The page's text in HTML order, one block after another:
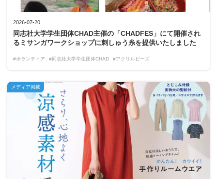
2026-07-20
同志社大学学生団体CHAD主催の「CHADFES」にて開催され
るミサンガワークショップに刺しゅう糸を提供いたしました
#ボランティア #同志社大学学生団体CHAD #アクリルビーズ
メディア掲載